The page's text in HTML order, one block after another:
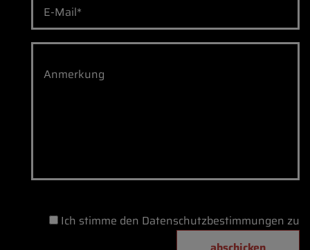
E-Mail*
Anmerkung
Ich stimme den Datenschutzbestimmungen zu